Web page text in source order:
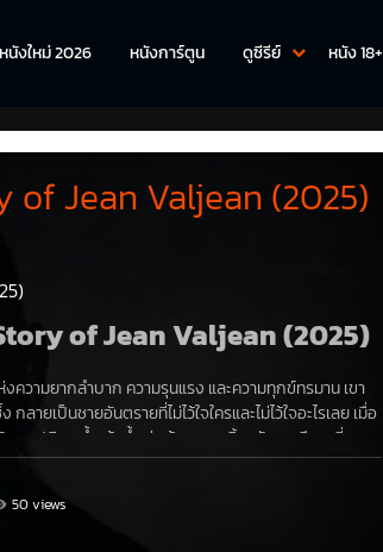
หนังใหม่ 2026 หนังการ์ตูน ดูซีรีย์ หนัง 18+
of Jean Valjean (2025)
of Jean Valjean (2025)
ามยากลำบาก ความรุนแรง และความทุกข์ทรมาน เขา
ายเป็นชายอันตรายที่ไม่ไว้ใจใครและไม่ไว้ใจอะไรเลย เมื่อ
กปฏิเสธซ้ำแล้วซ้ำเล่า ด้วยความสิ้นหวัง เขาจึงหาที่หลบ
น้องสาวและคนรับใช้เพียงคนเดียว ที่นั่น เขาประหลาดใจ
อน แต่ความปรารถนาที่จะเป็นสิ่งที่สังคมมองเห็นในตัว
อตำรวจจับเขาได้ บิชอปจึงให้อภัยเขาและมอบเชิงเทียน
องฌอง วัลฌอง ให้เป็นคนใหม่ที่ทวงคืนความเป็นมนุษย์
50 views